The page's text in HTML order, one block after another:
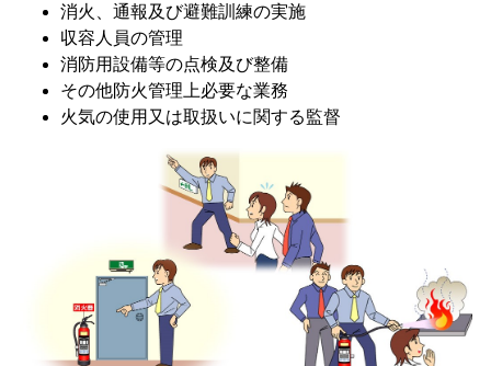
消火、通報及び避難訓練の実施
収容人員の管理
消防用設備等の点検及び整備
その他防火管理上必要な業務
火気の使用又は取扱いに関する監督